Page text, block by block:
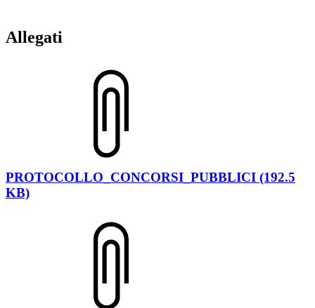
Allegati
PROTOCOLLO_CONCORSI_PUBBLICI (192.5
KB)